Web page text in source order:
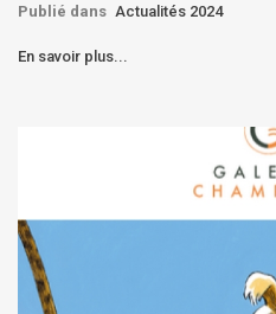
Publié dans Actualités 2024
En savoir plus...